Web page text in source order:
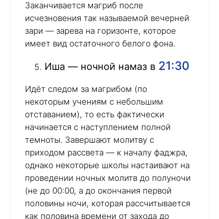
Заканчивается магриб после
исчезновения так называемой вечерней
зари — зарева на горизонте, которое
имеет вид остаточного белого фона.
Иша — ночной намаз в 21:30
Идёт следом за магрибом (по
некоторым учениям с небольшим
отставанием), то есть фактически
начинается с наступлением полной
темноты. Завершают молитву с
приходом рассвета — к началу фаджра,
однако некоторые школы настаивают на
проведении ночных молитв до полуночи
(не до 00:00, а до окончания первой
половины ночи, которая рассчитывается
как половина времени от захода до